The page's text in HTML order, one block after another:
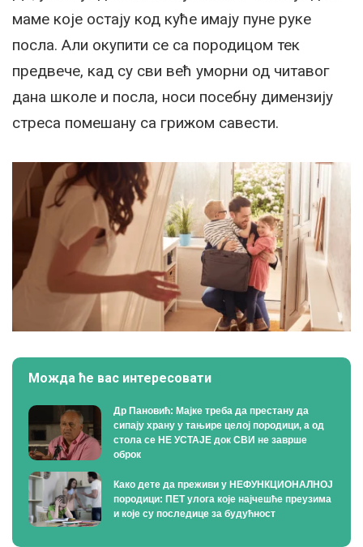
маме које остају код куће имају пуне руке
посла. Али окупити се са породицом тек
предвече, кад су сви већ уморни од читавог
дана школе и посла, носи посебну димензију
стреса помешану са грижом савести.
Можда ће вас интересовати
Др Пановић: Мајке треба да престану да
сипају храну у тањире целој породици, а од
стола се НЕ УСТАЈЕ док СВИ не заврше
оброк
Како дете да преживи у НЕФУНКЦИОНАЛНОЈ
породици: ПЕТ улога које најчешће преузима
и које су последице за будућност